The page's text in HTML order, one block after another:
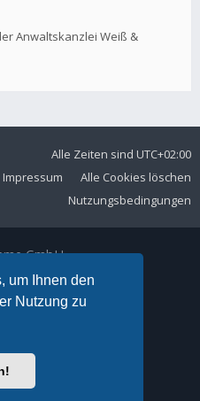
um Ihnen den
Nutzung zu
Anwaltskanzlei Weiß &
Alle Zeiten sind UTC+02:00
Alle Cookies löschen
Impressum
Nutzungsbedingungen
GmbH
102
59897 61